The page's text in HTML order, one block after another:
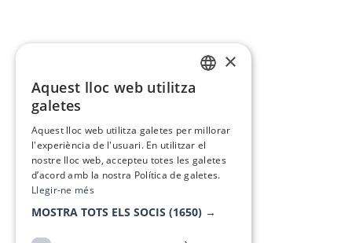
×
Aquest lloc web utilitza
galetes
Aquest lloc web utilitza galetes per millorar
l'experiència de l'usuari. En utilitzar el
nostre lloc web, accepteu totes les galetes
d’acord amb la nostra Política de galetes.
Llegir-ne més
MOSTRA TOTS ELS SOCIS (1650) →